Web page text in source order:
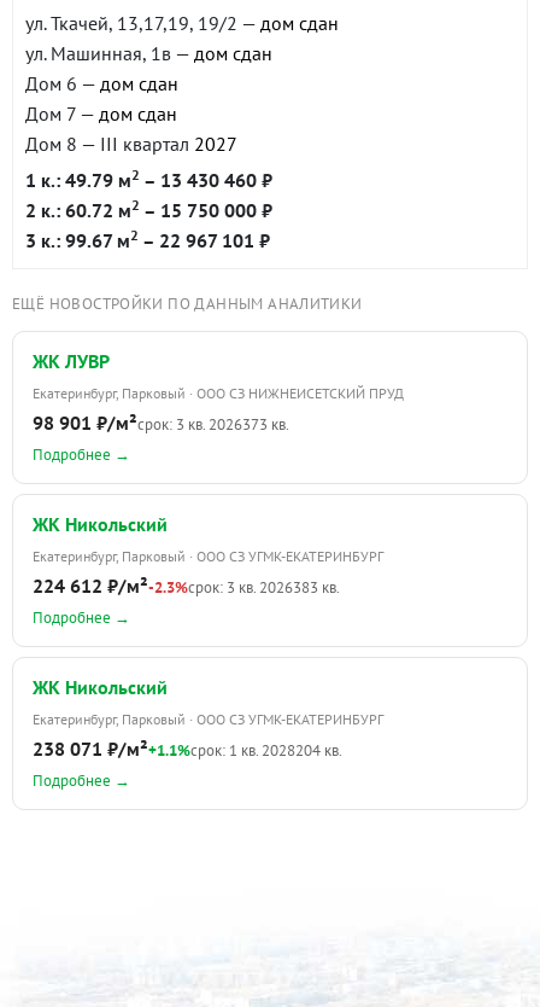
ул. Ткачей, 13,17,19, 19/2 — дом сдан
ул. Машинная, 1в — дом сдан
Дом 6 — дом сдан
Дом 7 — дом сдан
Дом 8 — III квартал 2027
1 к.: 49.79 м2 – 13 430 460 ₽
2 к.: 60.72 м2 – 15 750 000 ₽
3 к.: 99.67 м2 – 22 967 101 ₽
ЕЩЁ НОВОСТРОЙКИ ПО ДАННЫМ АНАЛИТИКИ
ЖК ЛУВР
Екатеринбург, Парковый · ООО СЗ НИЖНЕИСЕТСКИЙ ПРУД
98 901 ₽/м²срок: 3 кв. 2026373 кв.
Подробнее →
ЖК Никольский
Екатеринбург, Парковый · ООО СЗ УГМК-ЕКАТЕРИНБУРГ
224 612 ₽/м²-2.3%срок: 3 кв. 2026383 кв.
Подробнее →
ЖК Никольский
Екатеринбург, Парковый · ООО СЗ УГМК-ЕКАТЕРИНБУРГ
238 071 ₽/м²+1.1%срок: 1 кв. 2028204 кв.
Подробнее →